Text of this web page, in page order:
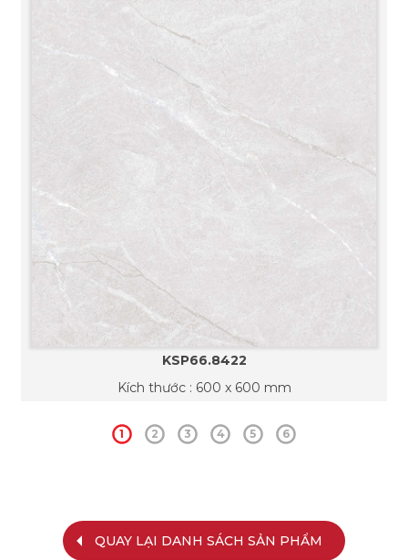
KSP66.8422
Kích thước : 600 x 600 mm
1 2 3 4 5 6
QUAY LẠI DANH SÁCH SẢN PHẨM